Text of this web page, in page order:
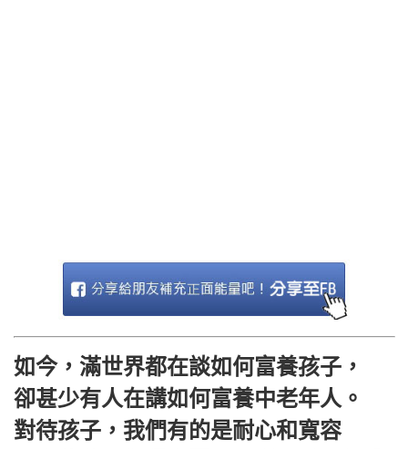
如今，滿世界都在談如何富養孩子，
卻甚少有人在講如何富養中老年人。
對待孩子，我們有的是耐心和寬容